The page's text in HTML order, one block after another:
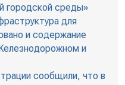
городской среды»
для
и содержание
и
сообщили, что в